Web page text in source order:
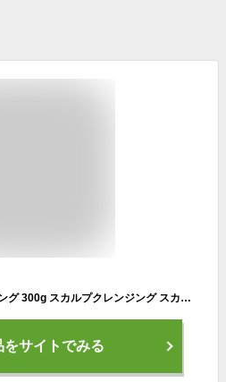
リックス スキャルプクレンジング 300g スカルプクレンジング スカルプケア 頭皮ケア クレンズ シャンプー 皮脂抑制 消臭 プロ用美容室専門店
をサイトでみる